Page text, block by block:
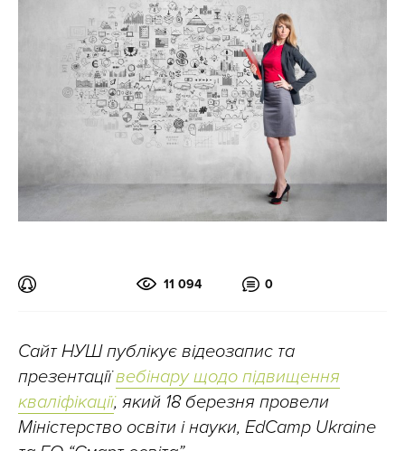
11 094 0
Сайт НУШ публікує відеозапис та
презентаціївебінару щодо підвищення
кваліфікації, який 18 березня провели
Міністерство освіти і науки, EdCamp Ukraine